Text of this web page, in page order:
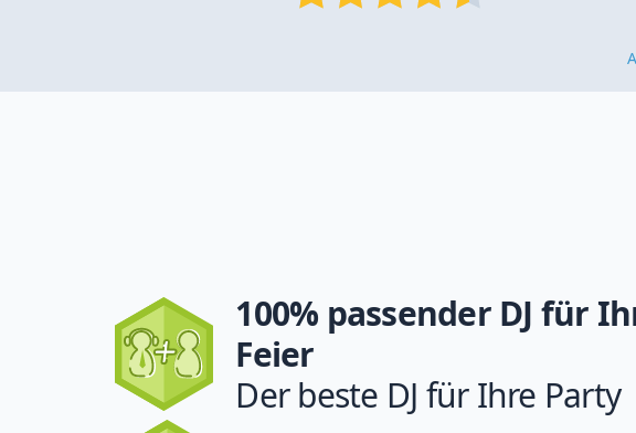
100% passender DJ für
Feier
Der beste DJ für Ihre Party